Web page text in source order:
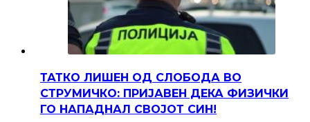
ТАТКО ЛИШЕН ОД СЛОБОДА ВО
СТРУМИЧКО: ПРИЈАВЕН ДЕКА ФИЗИЧКИ
ГО НАПАДНАЛ СВОЈОТ СИН!